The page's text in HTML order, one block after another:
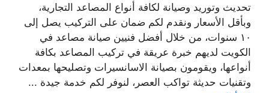
تحديث وتوريد وصيانة لكافة أنواع المصاعد التجارية،
وبأقل الأسعار ونقدم لكم ضمان على التركيب يصل إلى
١٠ سنوات، من خلال أفضل فنيين صيانة مصاعد في
الكويت لديهم خبرة عريقة في تركيب المصاعد بكافة
أنواعها، ويقومون بصيانة الاسانسيرات وتصليحها بمعدات
وتقنيات حديثة تواكب العصر، لنوفر لكم خدمة جيدة ...